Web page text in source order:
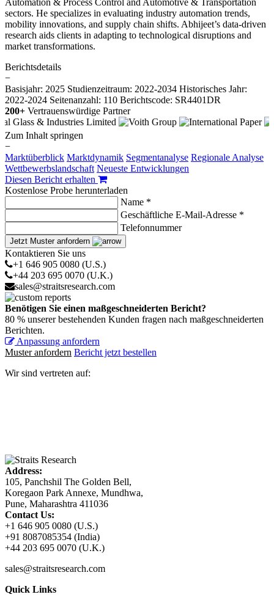
sectors. He specializes in evaluating industry automation trends,
mobility innovations, and supply chain shifts. Abhijeet’s data-driven
research aids clients in adapting to technological disruptions and
market transformations.
Berichtsdetails
−
Basisjahr: 2025 Studienzeitraum: 2022-2034 Historisches Jahr:
2022-2024 Seitenanzahl: 110 Berichtscode: SR4401DR
200+ Vertrauenswürdige Partner
Zum Inhalt springen
−
Marktüberblick Marktdynamik Segmentanalyse Regionale Analyse
Wettbewerbslandschaft Neueste Entwicklungen
Diesen Bericht erhalten
Kostenlose Probe herunterladen
Name *
Geschäftliche E-Mail-Adresse *
Telefonnummer
Jetzt Muster anfordern
Kontaktieren Sie uns
+1 646 905 0080 (U.S.)
+44 203 695 0070 (U.K.)
sales@straitsresearch.com
Benötigen Sie einen maßgeschneiderten Bericht?
80 % unserer bestehenden Kunden fragen nach maßgeschneiderten
Berichten.
Anpassung anfordern
Muster anfordern Bericht jetzt bestellen
Wir sind vertreten auf:
Address:
105, Panchshil The Golden Bell,
Koregaon Park Annexe, Mundhwa,
Pune, Maharashtra 411036
Contact Us:
+1 646 905 0080 (U.S.)
+91 8087085354 (India)
+44 203 695 0070 (U.K.)
sales@straitsresearch.com
Quick Links